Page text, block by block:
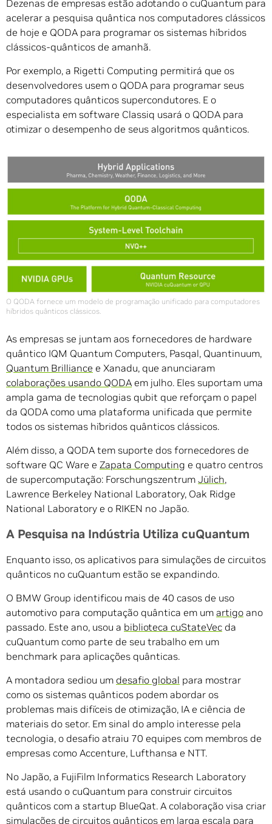
Dezenas de empresas estão adotando o cuQuantum para
acelerar a pesquisa quântica nos computadores clássicos
de hoje e QODA para programar os sistemas híbridos
clássicos-quânticos de amanhã.
Por exemplo, a Rigetti Computing permitirá que os
desenvolvedores usem o QODA para programar seus
computadores quânticos supercondutores. E o
especialista em software Classiq usará o QODA para
otimizar o desempenho de seus algoritmos quânticos.
O QODA fornece um modelo de programação unificado para computadores
híbridos quânticos clássicos.
As empresas se juntam aos fornecedores de hardware
quântico IQM Quantum Computers, Pasqal, Quantinuum,
Quantum Brilliance e Xanadu, que anunciaram
colaborações usando QODA em julho. Eles suportam uma
ampla gama de tecnologias qubit que reforçam o papel
da QODA como uma plataforma unificada que permite
todos os sistemas híbridos quânticos clássicos.
Além disso, a QODA tem suporte dos fornecedores de
software QC Ware e Zapata Computing e quatro centros
de supercomputação: Forschungszentrum Jülich,
Lawrence Berkeley National Laboratory, Oak Ridge
National Laboratory e o RIKEN no Japão.
A Pesquisa na Indústria Utiliza cuQuantum
Enquanto isso, os aplicativos para simulações de circuitos
quânticos no cuQuantum estão se expandindo.
O BMW Group identificou mais de 40 casos de uso
automotivo para computação quântica em um artigo ano
passado. Este ano, usou a biblioteca cuStateVec da
cuQuantum como parte de seu trabalho em um
benchmark para aplicações quânticas.
A montadora sediou um desafio global para mostrar
como os sistemas quânticos podem abordar os
problemas mais difíceis de otimização, IA e ciência de
materiais do setor. Em sinal do amplo interesse pela
tecnologia, o desafio atraiu 70 equipes com membros de
empresas como Accenture, Lufthansa e NTT.
No Japão, a FujiFilm Informatics Research Laboratory
está usando o cuQuantum para construir circuitos
quânticos com a startup BlueQat. A colaboração visa criar
simulações de circuitos quânticos em larga escala para